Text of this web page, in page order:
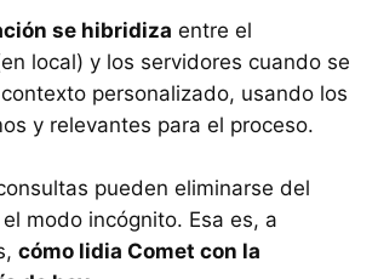
se hibridiza entre el
local) y los servidores cuando se
personalizado, usando los
y relevantes para el proceso.
pueden eliminarse del
modo incógnito. Esa es, a
cómo lidia Comet con la